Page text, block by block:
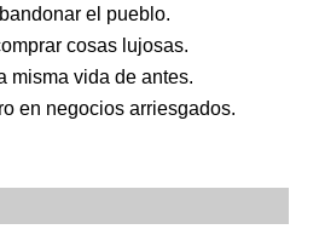
el pueblo.
cosas lujosas.
misma vida de antes.
en negocios arriesgados.